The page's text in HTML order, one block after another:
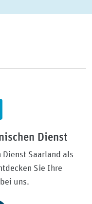
Dienst
Saarland als
Sie Ihre
uns.